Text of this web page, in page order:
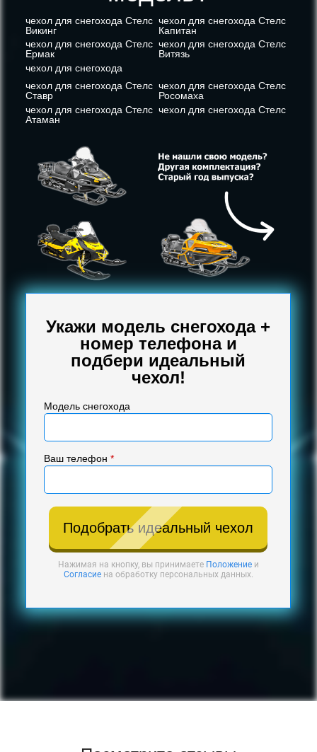
чехол для снегохода Стелс
Викинг
чехол для снегохода Стелс
Ермак
чехол для снегохода
чехол для снегохода Стелс
Капитан
чехол для снегохода Стелс
Витязь
чехол для снегохода Стелс
Ставр
чехол для снегохода Стелс
Атаман
чехол для снегохода Стелс
Росомаха
чехол для снегохода Стелс
Укажи модель снегохода +
номер телефона и
подбери идеальный
чехол!
Модель снегохода
Ваш телефон *
Подобрать идеальный чехол
Нажимая на кнопку, вы принимаете Положениеи
Согласиена обработку персональных данных.